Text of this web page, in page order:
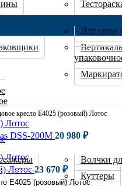
Для скин
Волчки
Куттеры
кресло E4025 (розовый) Лотос
DSS-200M 20 980 ₽
Лотос23 670 ₽